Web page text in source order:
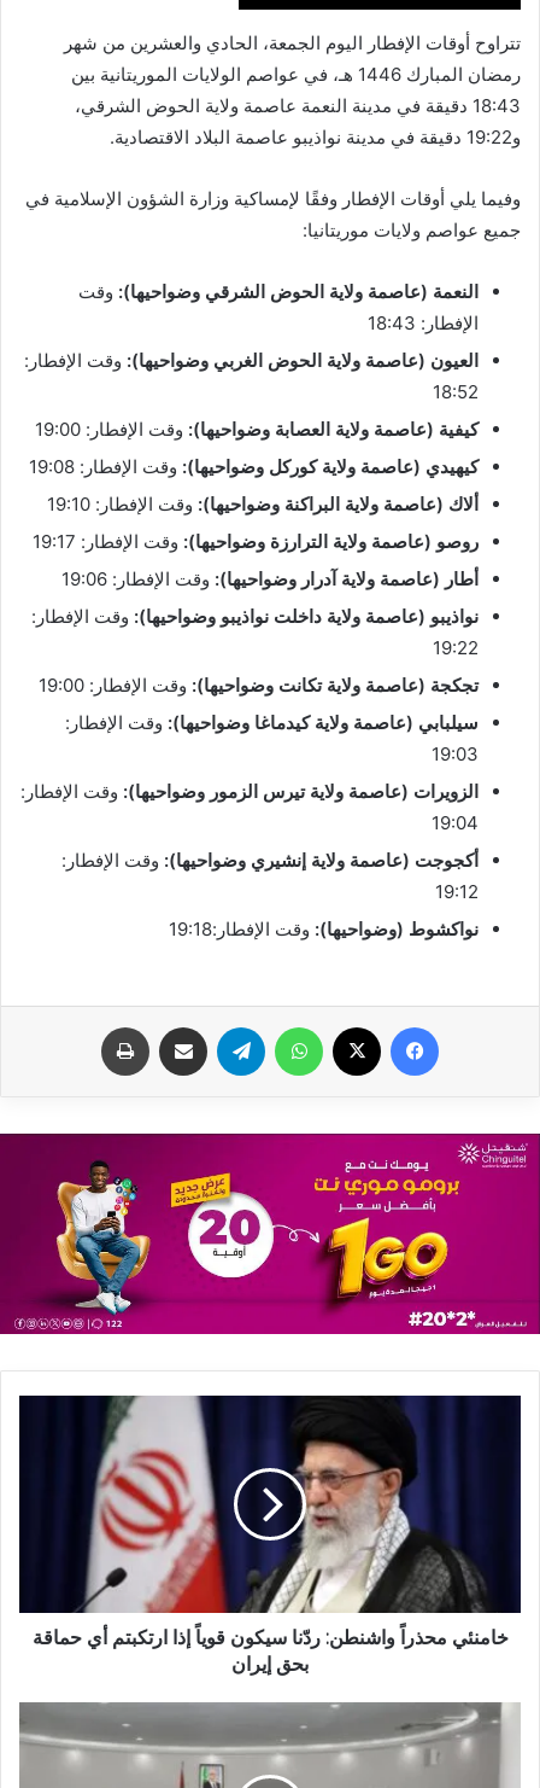
تتراوح أوقات الإفطار اليوم الجمعة، الحادي والعشرين من شهر
رمضان المبارك 1446 هـ، في عواصم الولايات الموريتانية بين
18:43 دقيقة في مدينة النعمة عاصمة ولاية الحوض الشرقي،
و19:22 دقيقة في مدينة نواذيبو عاصمة البلاد الاقتصادية.
وفيما يلي أوقات الإفطار وفقًا لإمساكية وزارة الشؤون الإسلامية في
جميع عواصم ولايات موريتانيا:
النعمة (عاصمة ولاية الحوض الشرقي وضواحيها): وقت
الإفطار: 18:43
العيون (عاصمة ولاية الحوض الغربي وضواحيها): وقت الإفطار:
18:52
كيفية (عاصمة ولاية العصابة وضواحيها): وقت الإفطار: 19:00
كيهيدي (عاصمة ولاية كوركل وضواحيها): وقت الإفطار: 19:08
ألاك (عاصمة ولاية البراكنة وضواحيها): وقت الإفطار: 19:10
روصو (عاصمة ولاية الترارزة وضواحيها): وقت الإفطار: 19:17
أطار (عاصمة ولاية آدرار وضواحيها): وقت الإفطار: 19:06
نواذيبو (عاصمة ولاية داخلت نواذيبو وضواحيها): وقت الإفطار:
19:22
تجكجة (عاصمة ولاية تكانت وضواحيها): وقت الإفطار: 19:00
سيلبابي (عاصمة ولاية كيدماغا وضواحيها): وقت الإفطار:
19:03
الزويرات (عاصمة ولاية تيرس الزمور وضواحيها): وقت الإفطار:
19:04
أكجوجت (عاصمة ولاية إنشيري وضواحيها): وقت الإفطار:
19:12
نواكشوط (وضواحيها): وقت الإفطار:19:18
فيسبوك واتساب تيلقرام مشاركة عبر البريد
خامنئي محذراً واشنطن: ردّنا سيكون قوياً إذا ارتكبتم أي حماقة
بحق إيران